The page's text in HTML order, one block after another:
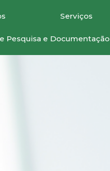
Serviços
Pesquisa e Documentação